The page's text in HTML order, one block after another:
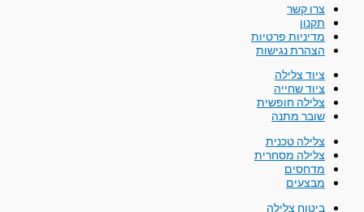
צרו קשר
תקנון
מדיניות פרטיות
הצהרת נגישות
ציוד צלילה
ציוד שחייה
צלילה חופשית
שובר מתנה
צלילה טכנית
צלילה מסחרית
מדחסים
מבצעים
ביטוח צלילה